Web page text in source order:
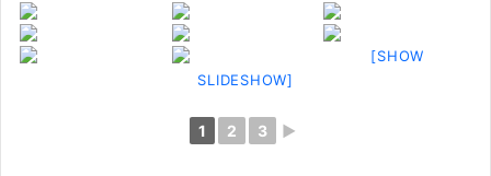
[SHOW
SLIDESHOW]
1 2 3 ►